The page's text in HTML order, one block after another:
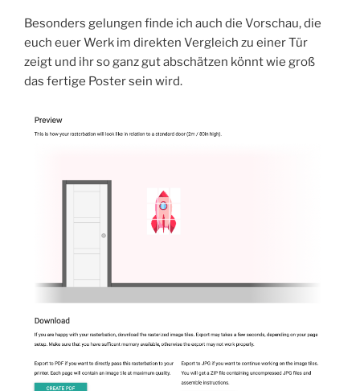
Besonders gelungen finde ich auch die Vorschau, die
euch euer Werk im direkten Vergleich zu einer Tür
zeigt und ihr so ganz gut abschätzen könnt wie groß
das fertige Poster sein wird.